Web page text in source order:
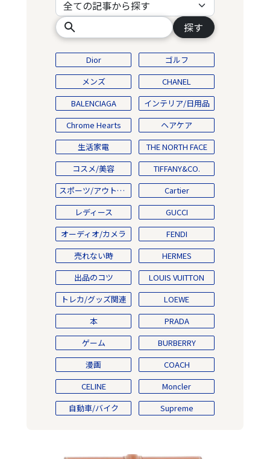
探す
Dior
ゴルフ
メンズ
CHANEL
BALENCIAGA
インテリア/日用品
Chrome Hearts
ヘアケア
生活家電
THE NORTH FACE
コスメ/美容
TIFFANY&CO.
スポーツ/アウトドア
Cartier
レディース
GUCCI
オーディオ/カメラ
FENDI
売れない時
HERMES
出品のコツ
LOUIS VUITTON
トレカ/グッズ関連
LOEWE
本
PRADA
ゲーム
BURBERRY
漫画
COACH
CELINE
Moncler
自動車/バイク
Supreme